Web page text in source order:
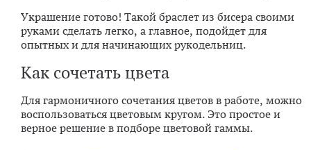
Украшение готово! Такой браслет из бисера своими
руками сделать легко, а главное, подойдет для
опытных и для начинающих рукодельниц.
Как сочетать цвета
Для гармоничного сочетания цветов в работе, можно
воспользоваться цветовым кругом. Это простое и
верное решение в подборе цветовой гаммы.